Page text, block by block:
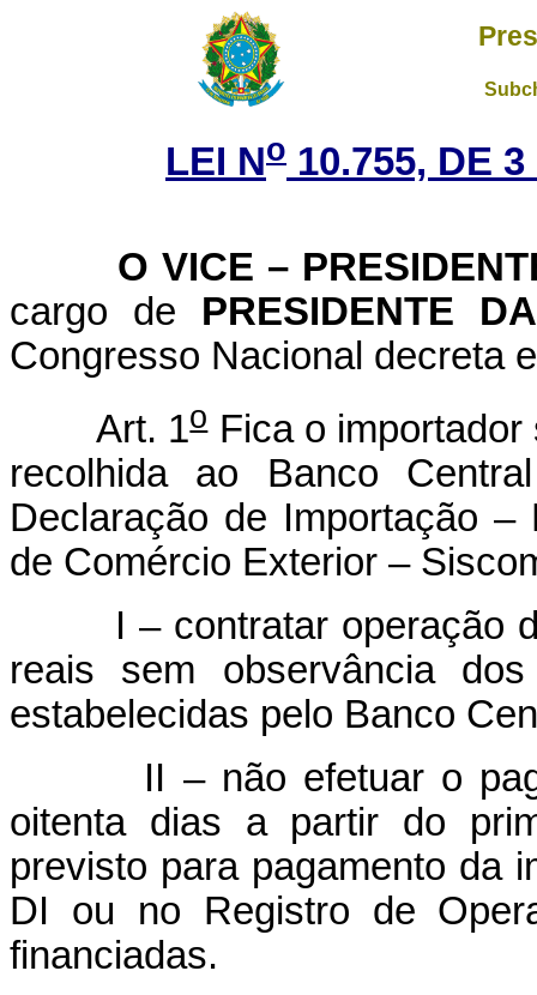
LEI No 10.755, DE
O VICE –
cargo de PRESIDENTE
Congresso Nacional decreta
Art. 1oFica o importador
recolhida ao Banco
Declaração de Importação
de Comércio Exterior –
I – contratar operação de
reais sem observância
estabelecidas pelo Banco
II – não efetuar o
oitenta dias a partir do
previsto para pagamento da
DI ou no Registro de
financiadas.